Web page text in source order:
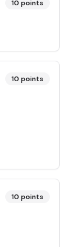
10 points
10 points
10 points